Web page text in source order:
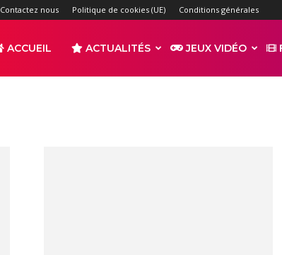
Contactez nous Politique de cookies (UE) Conditions générales
ACCUEIL ACTUALITÉS JEUX VIDÉO